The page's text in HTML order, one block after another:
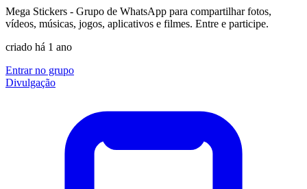
Mega Stickers - Grupo de WhatsApp para compartilhar fotos,
vídeos, músicas, jogos, aplicativos e filmes. Entre e participe.
criado há 1 ano
Entrar no grupo
Divulgação